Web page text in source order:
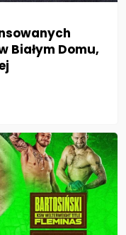
Białym Domu,